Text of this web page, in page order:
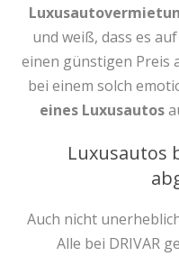
und weiß, dass es
einen günstigen Preis
bei einem solch
eines Luxusautos
Luxusautos
Auch nicht
Alle bei DRIVAR